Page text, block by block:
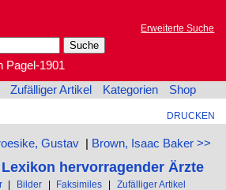
Erweiterte Suche
Pagel-1901
Zufälliger Artikel Kategorien Shop
DRUCKEN
Gustav| Brown, Isaac Baker >>
hervorragender Ärzte
| Bilder | Faksimiles | Zufälliger Artikel